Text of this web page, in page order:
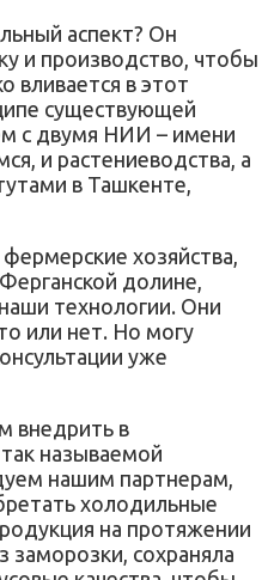
аспект? Он
и производство, чтобы
вливается в этот
существующей
с двумя НИИ – имени
и растениеводства, а
в Ташкенте,
хозяйства,
долине,
технологии. Они
или нет. Но могу
уже
внедрить в
называемой
нашим партнерам,
холодильные
на протяжении
заморозки, сохраняла